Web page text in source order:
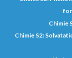
Chimie
Chimie S2: